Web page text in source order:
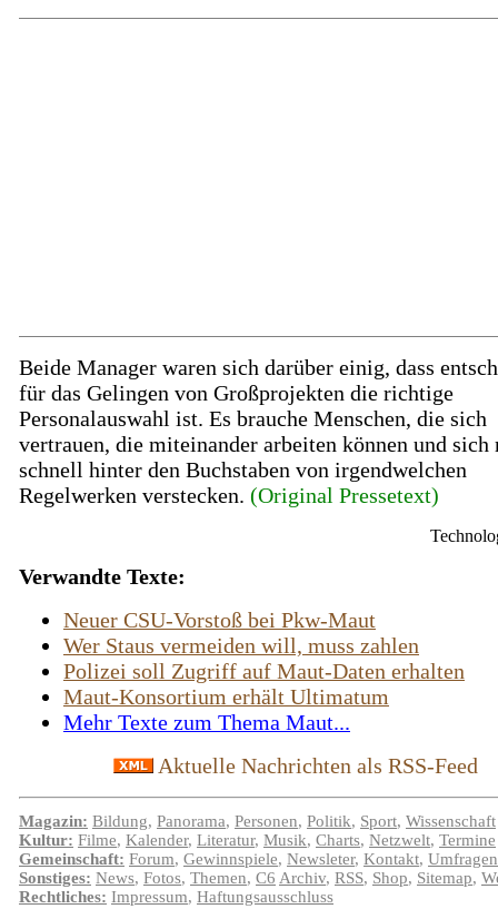
Beide Manager waren sich darüber einig, dass
für das Gelingen von Großprojekten die richtige
Personalauswahl ist. Es brauche Menschen, die sich
vertrauen, die miteinander arbeiten können und sich
schnell hinter den Buchstaben von irgendwelchen
Regelwerken verstecken. (Original Pressetext)
Verwandte Texte:
Neuer CSU-Vorstoß bei Pkw-Maut
Wer Staus vermeiden will, muss zahlen
Polizei soll Zugriff auf Maut-Daten erhalten
Maut-Konsortium erhält Ultimatum
Mehr Texte zum Thema Maut...
Aktuelle Nachrichten als RSS-Feed
Magazin: Bildung, Panorama, Personen, Politik, Sport, Wissenschaft
Kultur: Filme, Kalender, Literatur, Musik, Charts, Netzwelt, Termine
Gemeinschaft: Forum, Gewinnspiele, Newsleter, Kontakt, Umfragen
Sonstiges: News, Fotos, Themen, C6 Archiv, RSS, Shop, Sitemap,
Rechtliches: Impressum, Haftungsausschluss